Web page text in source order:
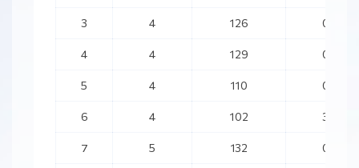
3 4 126 0
4 4 129 0
5 4 110 0
6 4 102 3
7 5 132 0